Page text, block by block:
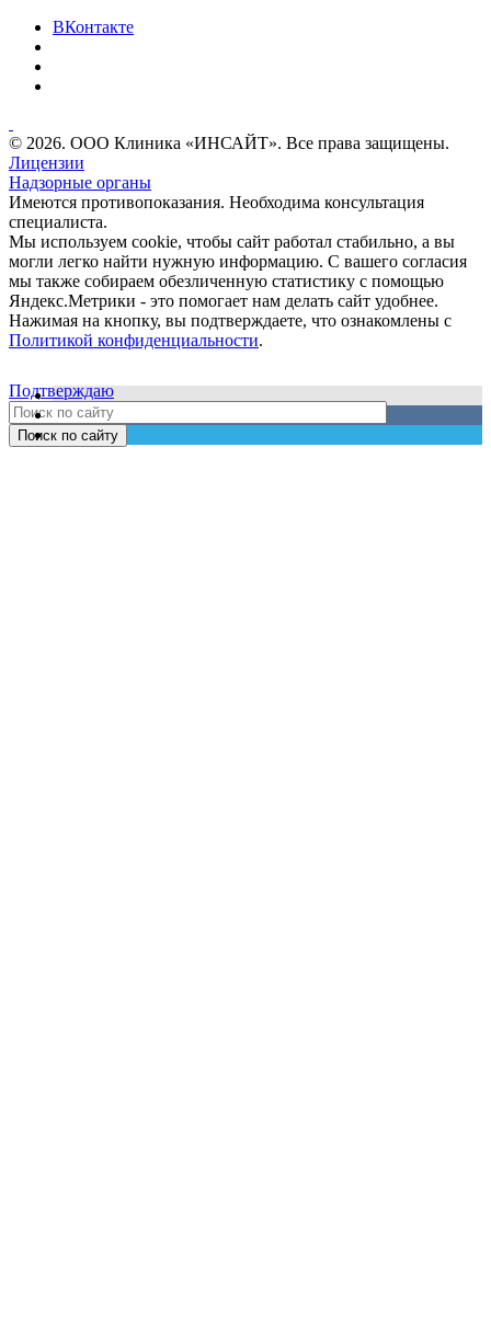
ВКонтакте
© 2026. ООО Клиника «ИНСАЙТ». Все права защищены.
Лицензии
Надзорные органы
Имеются противопоказания. Необходима консультация
специалиста.
Мы используем cookie, чтобы сайт работал стабильно, а вы
могли легко найти нужную информацию. С вашего согласия
мы также собираем обезличенную статистику с помощью
Яндекс.Метрики - это помогает нам делать сайт удобнее.
Нажимая на кнопку, вы подтверждаете, что ознакомлены с
Политикой конфиденциальности.
Подтверждаю
Поиск по сайту